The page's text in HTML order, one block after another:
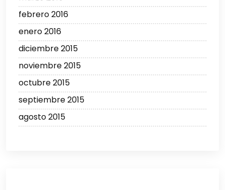
febrero 2016
enero 2016
diciembre 2015
noviembre 2015
octubre 2015
septiembre 2015
agosto 2015